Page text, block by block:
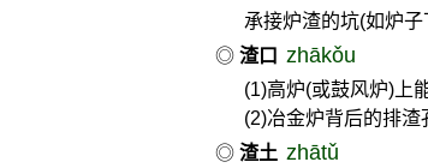
承接炉渣的坑(如炉子
◎ 渣口 zhākǒu
(1)高炉(或鼓风炉)上
(2)冶金炉背后的排渣
◎ 渣土 zhātǔ